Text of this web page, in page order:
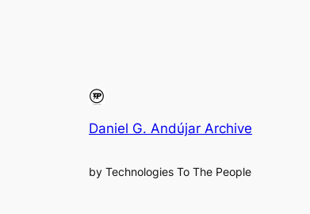
Daniel G. Andújar Archive
by Technologies To The People